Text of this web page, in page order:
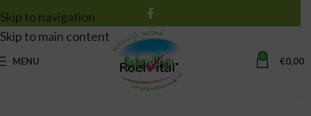
Skip to navigation
Skip to main content
MENU 0 €0,00